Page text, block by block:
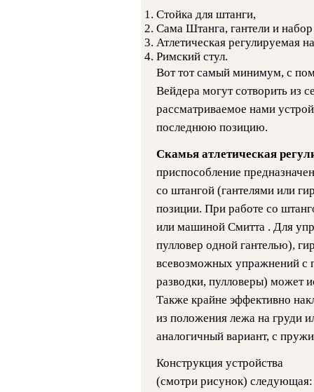
Стойка для штанги,
Сама Штанга, гантели и
Атлетическая регулируемая
Римский стул.
Вот тот самый минимум, с
Вейдера могут сотворить из
рассматриваемое нами
последнюю позицию.
Скамья атлетическая
приспособление
со штангой (гантелями или
позиции. При работе со
или машиной Смитта . Для
пулловер одной гантелью),
всевозможных упражнений с
разводки, пулловеры) может
Также крайне эффективно
из положения лежа на груди
аналогичный вариант, с
Конструкция устройства
(смотри рисунок) следующая: